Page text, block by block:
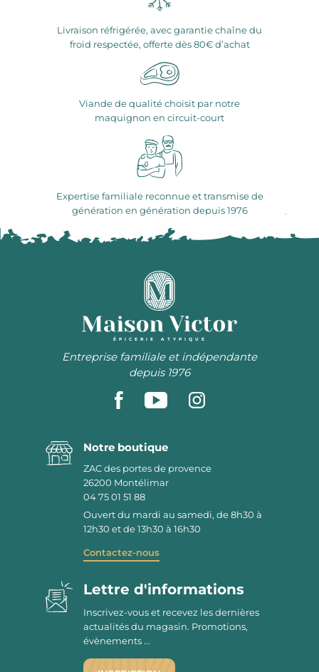
Livraison réfrigérée, avec garantie chaîne du
froid respectée, offerte dès 80€ d’achat
Viande de qualité choisit par notre
maquignon en circuit-court
Expertise familiale reconnue et transmise de
génération en génération depuis 1976
ÉPICERIE ATYPIQUE
Entreprise familiale et indépendante
depuis 1976
Notre boutique
ZAC des portes de provence
26200 Montélimar
04 75 01 51 88
Ouvert du mardi au samedi, de 8h30 à
12h30 et de 13h30 à 16h30
Contactez-nous
Lettre d'informations
Inscrivez-vous et recevez les dernières
actualités du magasin. Promotions,
évènements ...